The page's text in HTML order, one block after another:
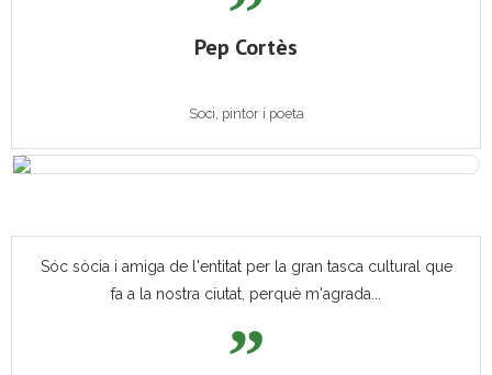
Pep Cortès
Soci, pintor i poeta
Sóc sòcia i amiga de l'entitat per la gran tasca cultural que
fa a la nostra ciutat, perquè m'agrada...